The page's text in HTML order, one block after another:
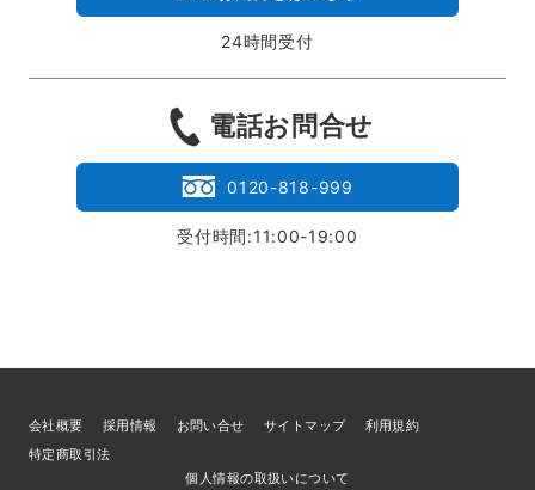
24時間受付
電話お問合せ
0120-818-999
受付時間:11:00-19:00
会社概要 採用情報 お問い合せ サイトマップ
利用規約
特定商取引法
個人情報の取扱いについて